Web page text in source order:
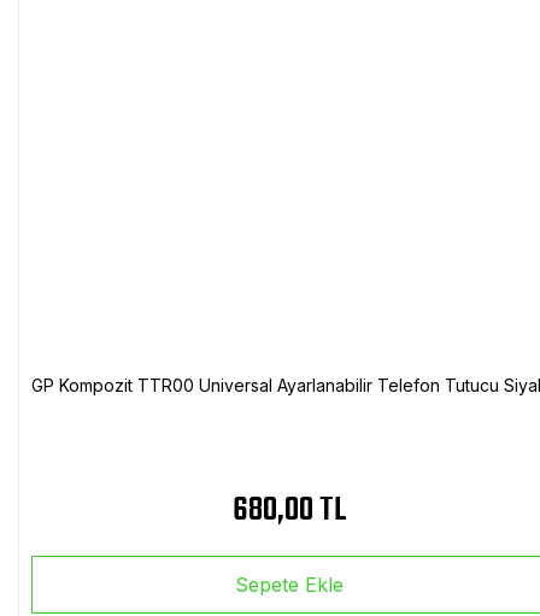
GP Kompozit TTR00 Universal Ayarlanabilir Telefon Tutucu
680,00 TL
Sepete Ekle